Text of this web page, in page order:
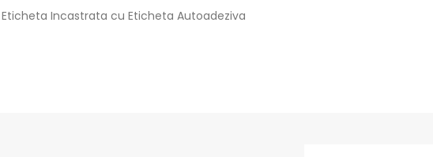
Incastrata cu Eticheta Autoadeziva